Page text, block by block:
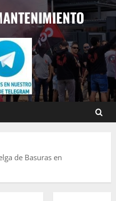
de Basuras en